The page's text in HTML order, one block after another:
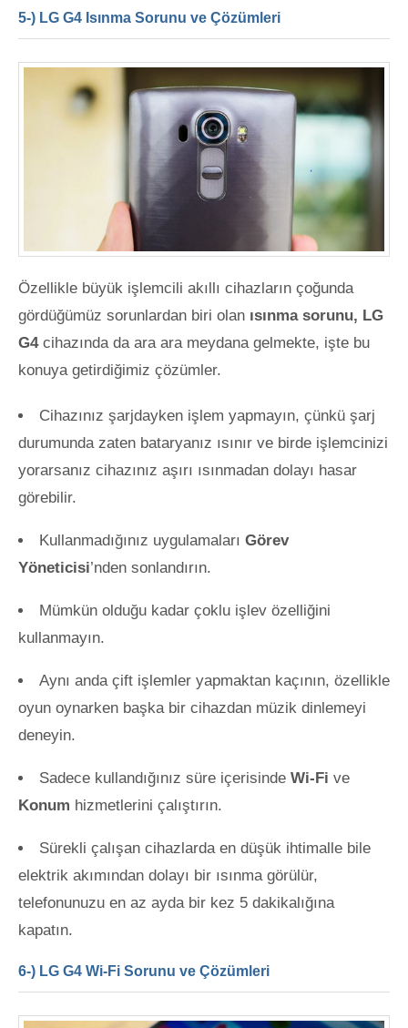
5-) LG G4 Isınma Sorunu ve Çözümleri
Özellikle büyük işlemcili akıllı cihazların çoğunda
gördüğümüz sorunlardan biri olan ısınma sorunu, LG
G4cihazında da ara ara meydana gelmekte, işte bu
konuya getirdiğimiz çözümler.
Cihazınız şarjdayken işlem yapmayın, çünkü şarj
durumunda zaten bataryanız ısınır ve birde işlemcinizi
yorarsanız cihazınız aşırı ısınmadan dolayı hasar
görebilir.
Kullanmadığınız uygulamaları Görev
Yöneticisi’nden sonlandırın.
Mümkün olduğu kadar çoklu işlev özelliğini
kullanmayın.
Aynı anda çift işlemler yapmaktan kaçının, özellikle
oyun oynarken başka bir cihazdan müzik dinlemeyi
deneyin.
Sadece kullandığınız süre içerisinde Wi-Fi ve
Konum hizmetlerini çalıştırın.
Sürekli çalışan cihazlarda en düşük ihtimalle bile
elektrik akımından dolayı bir ısınma görülür,
telefonunuzu en az ayda bir kez 5 dakikalığına
kapatın.
6-) LG G4 Wi-Fi Sorunu ve Çözümleri